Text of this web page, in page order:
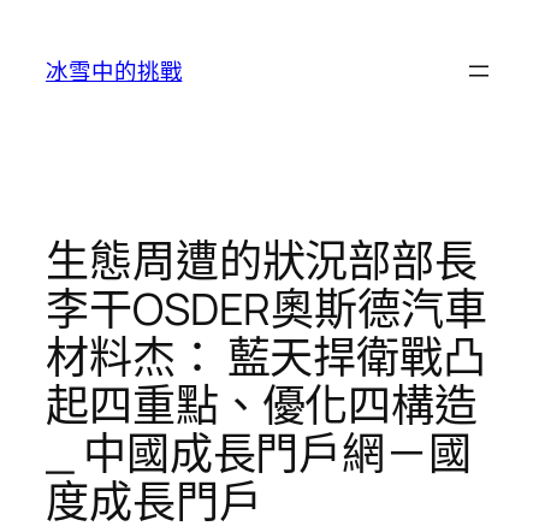
冰雪中的挑戰
生態周遭的狀況部部長
李干OSDER奧斯德汽車
材料杰： 藍天捍衛戰凸
起四重點、優化四構造
_ 中國成長門戶網－國
度成長門戶